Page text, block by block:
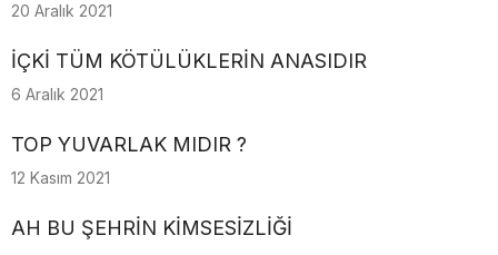
20 Aralık 2021
İÇKİ TÜM KÖTÜLÜKLERİN ANASIDIR
6 Aralık 2021
TOP YUVARLAK MIDIR ?
12 Kasım 2021
AH BU ŞEHRİN KİMSESİZLİĞİ